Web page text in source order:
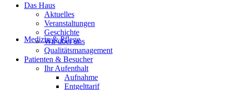
Medizin & Pflege
Das Haus
Aktuelles
Veranstaltungen
Geschichte
Wir über uns
Qualitätsmanagement
Patienten & Besucher
Ihr Aufenthalt
Aufnahme
Entgelttarif